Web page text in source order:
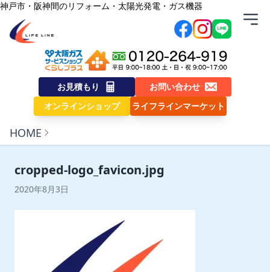
内容をスキップ
神戸市・阪神間のリフォーム・太陽光発電・ガス機器
株式会社ライフライン
お見積もり
お問い合わせ
オンラインショップ
ライフラインマーケット
HOME
cropped-logo_favicon.jpg
2020年8月3日